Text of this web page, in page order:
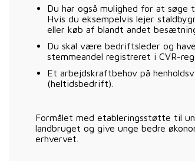
Du har også mulighed for at søge
Hvis du eksempelvis lejer
eller køb af blandt andet
Du skal være bedriftsleder og
stemmeandel registreret i CVR-
Et arbejdskraftbehov på
(heltidsbedrift).
Formålet med etableringsstøtte til
landbruget og give unge bedre
erhvervet.